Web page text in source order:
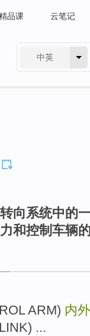
品课 云笔记
中英
向系统中的
和控制车辆
ARM) 内
...